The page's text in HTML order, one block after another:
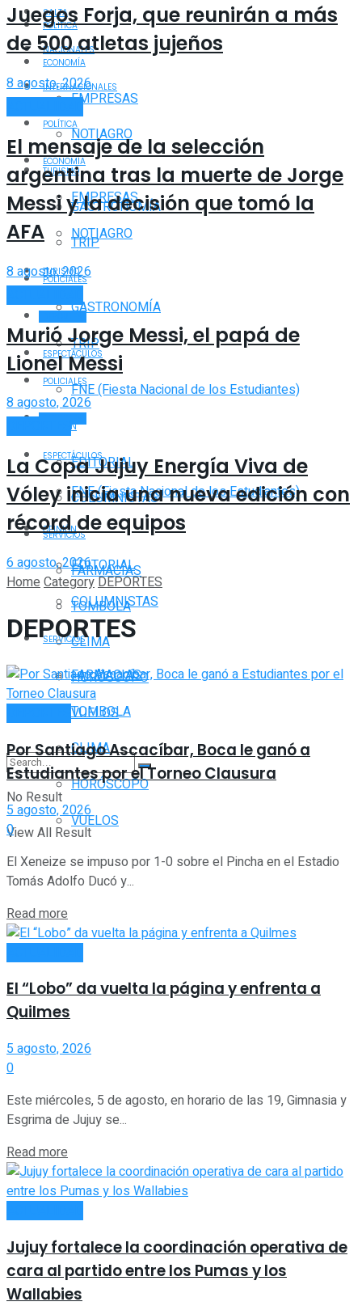
POLÍTICA
ECONOMÍA
EMPRESAS
NOTIAGRO
TURISMO
GASTRONOMÍA
TRIP
POLICIALES
ESPECTÁCULOS
FNE (Fiesta Nacional de los Estudiantes)
OPINIÓN
EDITORIAL
COLUMNISTAS
SERVICIOS
FARMACIAS
TOMBOLA
CLIMA
HORÓSCOPO
VUELOS
No Result
View All Result
SALTA
NACIONALES
INTERNACIONALES
POLÍTICA
ECONOMÍA
EMPRESAS
NOTIAGRO
TURISMO
GASTRONOMÍA
TRIP
POLICIALES
ESPECTÁCULOS
FNE (Fiesta Nacional de los Estudiantes)
OPINIÓN
EDITORIAL
COLUMNISTAS
SERVICIOS
FARMACIAS
TOMBOLA
CLIMA
HORÓSCOPO
VUELOS
Juegos Forja, que reunirán a más
de 500 atletas jujeños
8 agosto, 2026
El mensaje de la selección
argentina tras la muerte de Jorge
Messi y la decisión que tomó la
AFA
8 agosto, 2026
Murió Jorge Messi, el papá de
Lionel Messi
8 agosto, 2026
La Copa Jujuy Energía Viva de
Vóley inicia una nueva edición con
récord de equipos
6 agosto, 2026
HomeCategoryDEPORTES
DEPORTES
Por Santiago Ascacíbar, Boca le ganó a
Estudiantes por el Torneo Clausura
5 agosto, 2026
0
El Xeneize se impuso por 1-0 sobre el Pincha en el Estadio
Tomás Adolfo Ducó y...
Read more
El “Lobo” da vuelta la página y enfrenta a
Quilmes
5 agosto, 2026
0
Este miércoles, 5 de agosto, en horario de las 19, Gimnasia y
Esgrima de Jujuy se...
Read more
Jujuy fortalece la coordinación operativa de
cara al partido entre los Pumas y los
Wallabies